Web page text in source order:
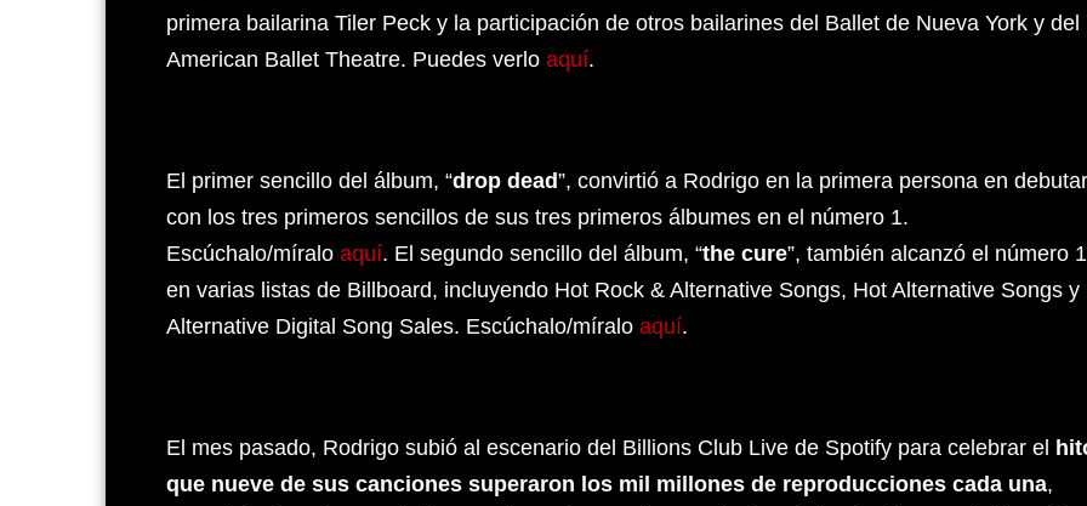
primera bailarina Tiler Peck y la participación de otros bailarines del Ballet de Nueva York y del
American Ballet Theatre. Puedes verlo aquí.
El primer sencillo del álbum, “drop dead”, convirtió a Rodrigo en la primera persona en debutar
con los tres primeros sencillos de sus tres primeros álbumes en el número 1.
Escúchalo/míralo aquí. El segundo sencillo del álbum, “the cure”, también alcanzó el número 1
en varias listas de Billboard, incluyendo Hot Rock & Alternative Songs, Hot Alternative Songs y
Alternative Digital Song Sales. Escúchalo/míralo aquí.
El mes pasado, Rodrigo subió al escenario del Billions Club Live de Spotify para celebrar el
que nueve de sus canciones superaron los mil millones de reproducciones cada una,